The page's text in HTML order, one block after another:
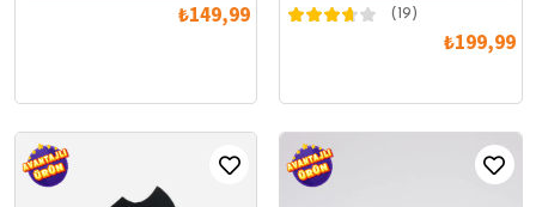
₺149,99 (19)
₺199,99